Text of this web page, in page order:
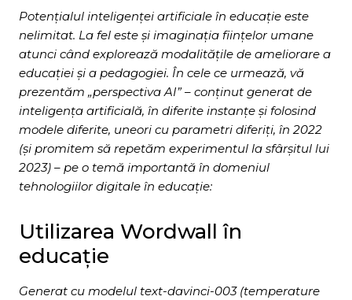
Potențialul inteligenței artificiale în educație este
nelimitat. La fel este și imaginația ființelor umane
atunci când explorează modalitățile de ameliorare a
educației și a pedagogiei. În cele ce urmează, vă
prezentăm „perspectiva AI” – conținut generat de
inteligența artificială, în diferite instanțe și folosind
modele diferite, uneori cu parametri diferiți, în 2022
(și promitem să repetăm experimentul la sfârșitul lui
2023) – pe o temă importantă în domeniul
tehnologiilor digitale în educație:
Utilizarea Wordwall în
educație
Generat cu modelul text-davinci-003 (temperature